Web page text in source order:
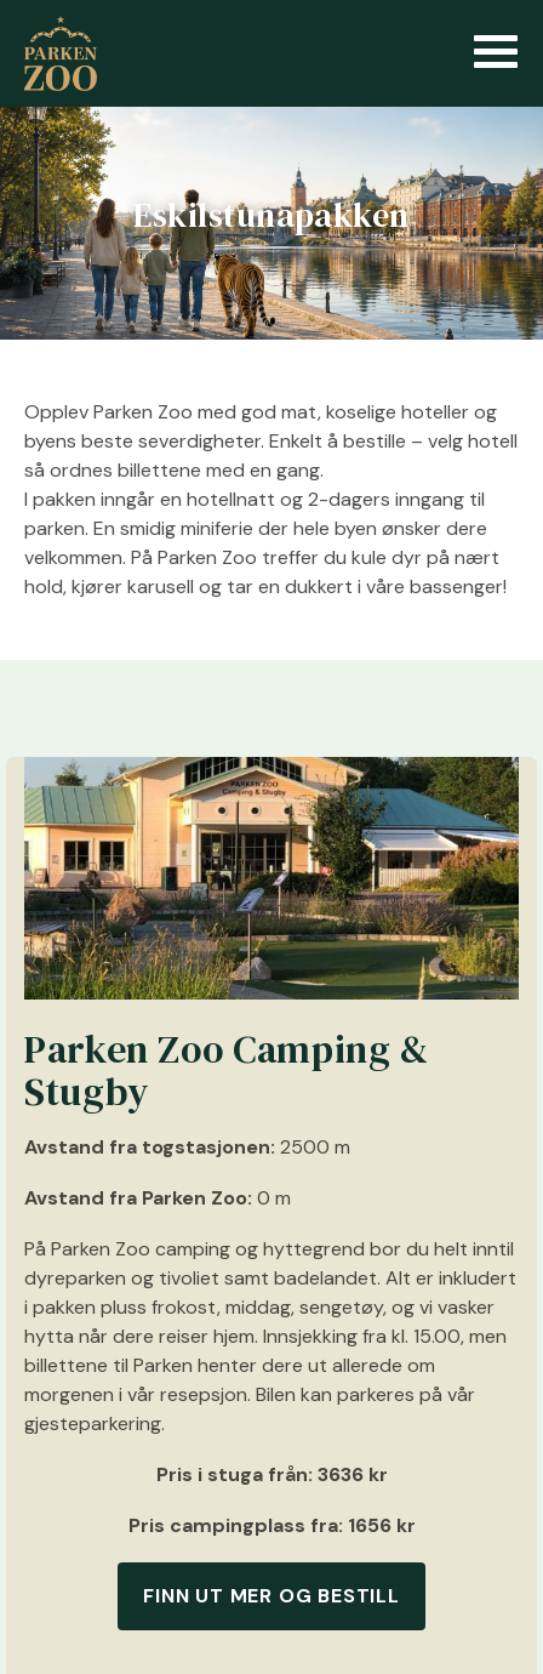
Eskilstunapakken
Opplev Parken Zoo med god mat, koselige hoteller og
byens beste severdigheter. Enkelt å bestille – velg hotell
så ordnes billettene med en gang.
I pakken inngår en hotellnatt og 2-dagers inngang til
parken. En smidig miniferie der hele byen ønsker dere
velkommen. På Parken Zoo treffer du kule dyr på nært
hold, kjører karusell og tar en dukkert i våre bassenger!
Parken Zoo Camping &
Stugby
Avstand fra togstasjonen: 2500 m
Avstand fra Parken Zoo: 0 m
På Parken Zoo camping og hyttegrend bor du helt inntil
dyreparken og tivoliet samt badelandet. Alt er inkludert
i pakken pluss frokost, middag, sengetøy, og vi vasker
hytta når dere reiser hjem. Innsjekking fra kl. 15.00, men
billettene til Parken henter dere ut allerede om
morgenen i vår resepsjon. Bilen kan parkeres på vår
gjesteparkering.
Pris i stuga från: 3636 kr
Pris campingplass fra: 1656 kr
FINN UT MER OG BESTILL